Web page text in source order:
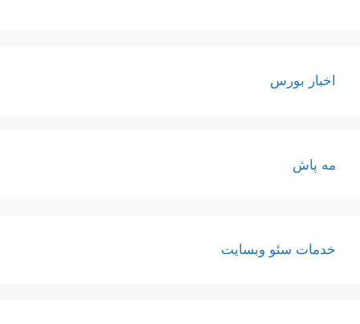
اخبار بورس
مه پاش
خدمات سئو وبسایت